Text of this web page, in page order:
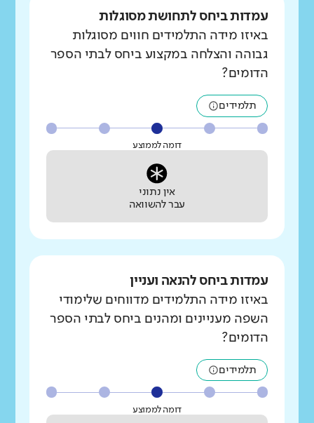
עמדות ביחס לתחושת מסוגלות
באיזו מידה התלמידים חווים מסוגלות
גבוהה והצלחה במקצוע ביחס לבתי הספר
הדומים?
תלמידים
דומה לממוצע
אין נתוני
עבר להשוואה
עמדות ביחס להנאה ועניין
באיזו מידה התלמידים מדווחים שלימודי
השפה מעניינים ומהנים ביחס לבתי הספר
הדומים?
תלמידים
דומה לממוצע